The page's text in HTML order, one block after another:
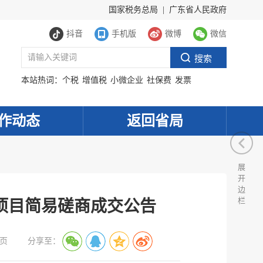
国家税务总局 广东省人民政府
抖音 手机版 微博 微信
本站热词： 个税 增值税 小微企业 社保费 发票
动态 返回省局
目简易磋商成交公告
分享至：
展
开
边
栏